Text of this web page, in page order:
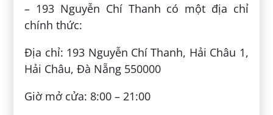
– 193 Nguyễn Chí Thanh có một địa chỉ
chính thức:
Địa chỉ: 193 Nguyễn Chí Thanh, Hải Châu 1,
Hải Châu, Đà Nẵng 550000
Giờ mở cửa: 8:00 – 21:00